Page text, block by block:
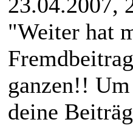
"Weiter hat
ganzen!!
deine